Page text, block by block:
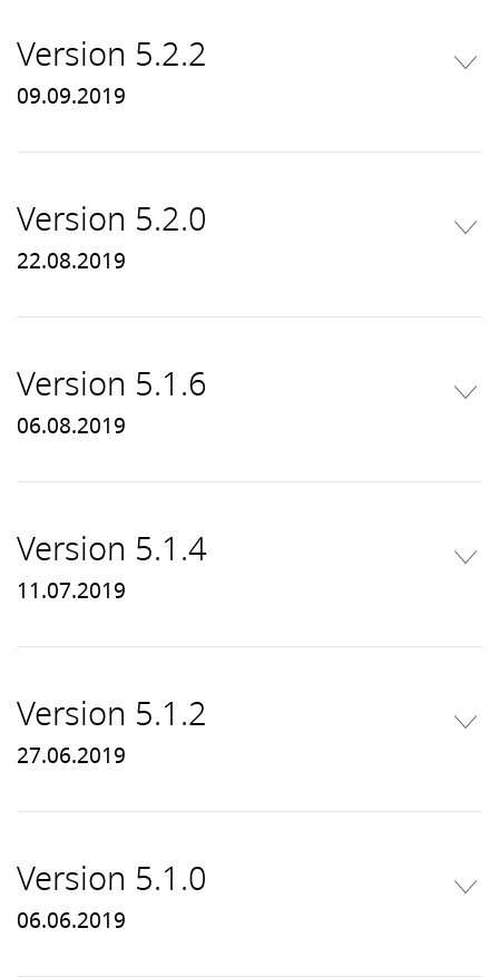
Version 5.2.2
09.09.2019
Version 5.2.0
22.08.2019
Version 5.1.6
06.08.2019
Version 5.1.4
11.07.2019
Version 5.1.2
27.06.2019
Version 5.1.0
06.06.2019